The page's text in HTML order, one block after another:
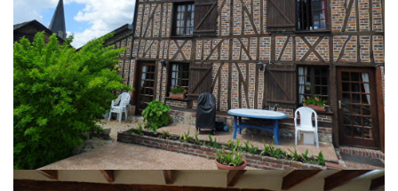
CONTACT
RECRUTEMENT
SERVICES
Actualités
Partenaires
Le palmarès de l'entreprise